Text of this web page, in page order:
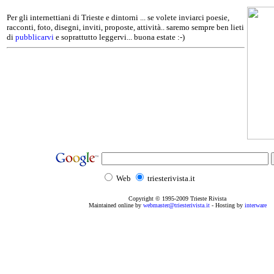
Per gli internettiani di Trieste e dintorni ... se volete inviarci poesie,
racconti, foto, disegni, inviti, proposte, attività.. saremo sempre ben lieti
di pubblicarvi e soprattutto leggervi... buona estate :-)
Web triesterivista.it
Copyright © 1995-2009 Trieste Rivista
Maintained online by webmaster@triesterivista.it- Hosting by interware